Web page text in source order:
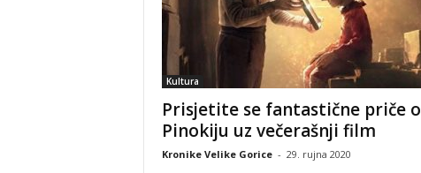
Kultura
Prisjetite se fantastične priče o
Pinokiju uz večerašnji film
Kronike Velike Gorice - 29. rujna 2020